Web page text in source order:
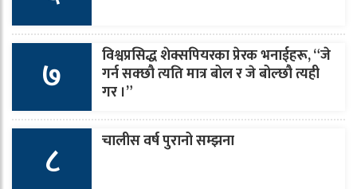
७ विश्वप्रसिद्ध शेक्सपियरका प्रेरक भनाईहरू, “जे
गर्न सक्छौ त्यति मात्र बोल र जे बोल्छौ त्यही
गर ।”
८ चालीस वर्ष पुरानो सम्झना